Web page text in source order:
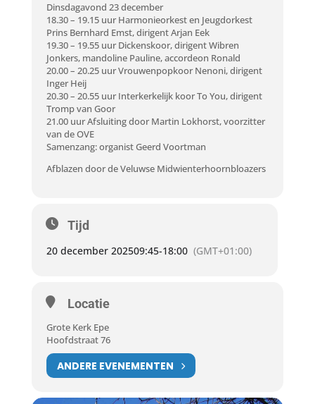
Dinsdagavond 23 december
18.30 – 19.15 uur Harmonieorkest en Jeugdorkest
Prins Bernhard Emst, dirigent Arjan Eek
19.30 – 19.55 uur Dickenskoor, dirigent Wibren
Jonkers, mandoline Pauline, accordeon Ronald
20.00 – 20.25 uur Vrouwenpopkoor Nenoni, dirigent
Inger Heij
20.30 – 20.55 uur Interkerkelijk koor To You, dirigent
Tromp van Goor
21.00 uur Afsluiting door Martin Lokhorst, voorzitter
van de OVE
Samenzang: organist Geerd Voortman
Afblazen door de Veluwse Midwienterhoornbloazers
Tijd
20 december 202509:45-18:00 (GMT+01:00)
Locatie
Grote Kerk Epe
Hoofdstraat 76
ANDERE EVENEMENTEN